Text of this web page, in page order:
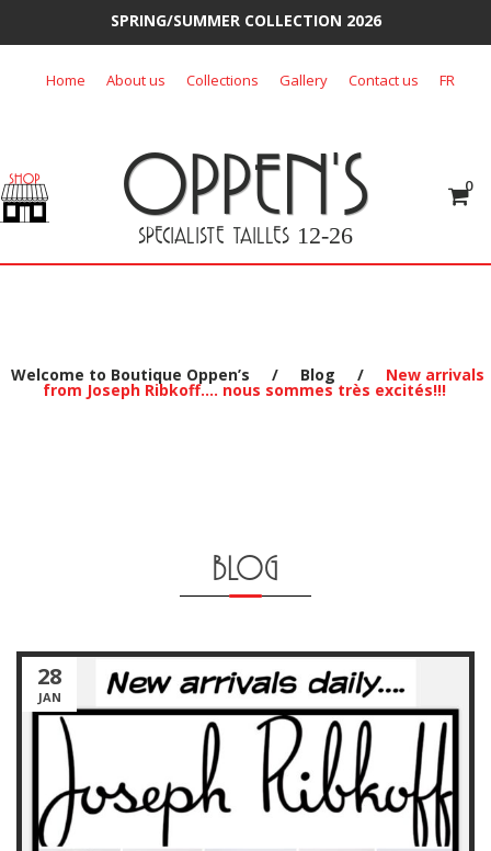
SPRING/SUMMER COLLECTION 2026
Home About us Collections Gallery Contact us FR
OPPEN'S
SPECIALISTE TAILLES 12-26
0
Welcome to Boutique Oppen’s / Blog / New arrivals
from Joseph Ribkoff…. nous sommes très excités!!!
BLOG
28
JAN